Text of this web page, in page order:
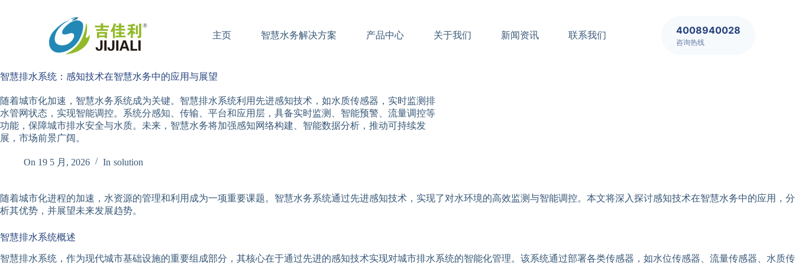
主页 智慧水务解决方案 产品中心 关于我们 新闻资讯 联系我们 4008940028
咨询热线
智慧排水系统：感知技术在智慧水务中的应用与展望
随着城市化加速，智慧水务系统成为关键。智慧排水系统利用先进感知技术，如水质传感器，实时监测排
水管网状态，实现智能调控。系统分感知、传输、平台和应用层，具备实时监测、智能预警、流量调控等
功能，保障城市排水安全与水质。未来，智慧水务将加强感知网络构建、智能数据分析，推动可持续发
展，市场前景广阔。
On 19 5 月, 2026 In solution
随着城市化进程的加速，水资源的管理和利用成为一项重要课题。智慧水务系统通过先进感知技术，实现了对水环境的高效监测与智能调控。本文将深入探讨感知技术在智慧水务中的应用，分
析其优势，并展望未来发展趋势。
智慧排水系统概述
智慧排水系统，作为现代城市基础设施的重要组成部分，其核心在于通过先进的感知技术实现对城市排水系统的智能化管理。该系统通过部署各类传感器，如水位传感器、流量传感器、水质传